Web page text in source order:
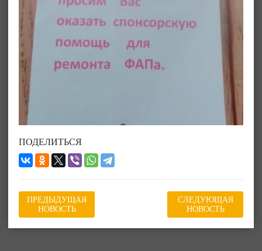
ПОДЕЛИТЬСЯ
ПРЕДЫДУЩАЯ
НОВОСТЬ
СЛЕДУЮЩАЯ
НОВОСТЬ